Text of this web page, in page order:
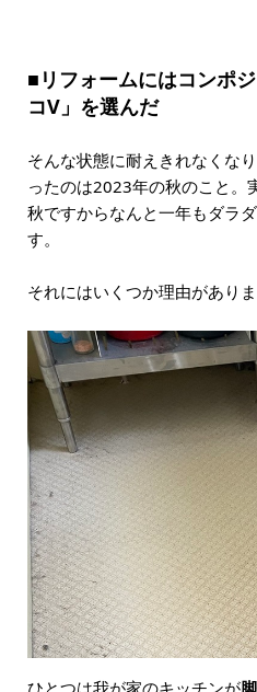
■リフォームにはコンポ
コV」を選んだ
そんな状態に耐えきれなくな
ったのは2023年の秋のこと。
秋ですからなんと一年もダラ
す。
それにはいくつか理由がありま
ひとつは我が家のキッチンが